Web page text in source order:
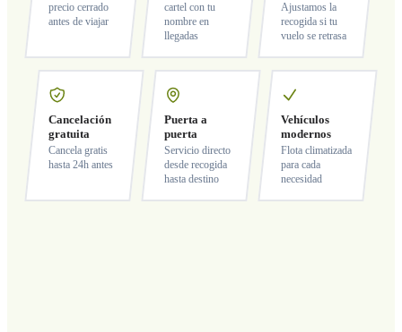
precio cerrado
antes de viajar
cartel con tu
nombre en
llegadas
Ajustamos la
recogida si tu
vuelo se retrasa
Cancelación
gratuita
Cancela gratis
hasta 24h antes
Puerta a
puerta
Servicio directo
desde recogida
hasta destino
Vehículos
modernos
Flota climatizada
para cada
necesidad